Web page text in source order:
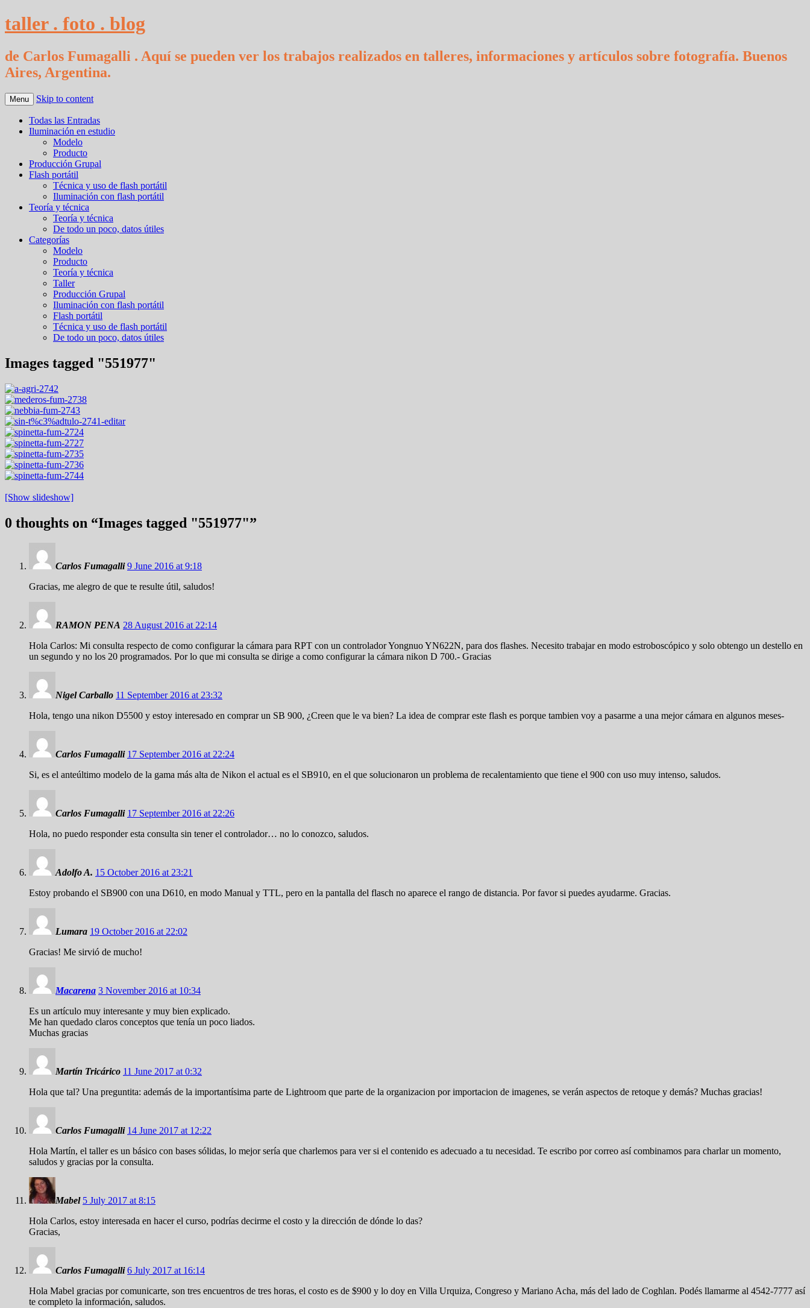
taller . foto . blog
de Carlos Fumagalli . Aquí se pueden ver los trabajos realizados en talleres, informaciones y artículos sobre fotografía. Buenos
Aires, Argentina.
Menu Skip to content
Todas las Entradas
Iluminación en estudio
Modelo
Producto
Producción Grupal
Flash portátil
Técnica y uso de flash portátil
Iluminación con flash portátil
Teoría y técnica
Teoría y técnica
De todo un poco, datos útiles
Categorías
Modelo
Producto
Teoría y técnica
Taller
Producción Grupal
Iluminación con flash portátil
Flash portátil
Técnica y uso de flash portátil
De todo un poco, datos útiles
Images tagged "551977"
[Show slideshow]
0 thoughts on “Images tagged "551977"”
Carlos Fumagalli 9 June 2016 at 9:18
Gracias, me alegro de que te resulte útil, saludos!
RAMON PENA 28 August 2016 at 22:14
Hola Carlos: Mi consulta respecto de como configurar la cámara para RPT con un controlador Yongnuo YN622N, para dos flashes. Necesito trabajar en modo estroboscópico y solo obtengo un destello en
un segundo y no los 20 programados. Por lo que mi consulta se dirige a como configurar la cámara nikon D 700.- Gracias
Nigel Carballo 11 September 2016 at 23:32
Hola, tengo una nikon D5500 y estoy interesado en comprar un SB 900, ¿Creen que le va bien? La idea de comprar este flash es porque tambien voy a pasarme a una mejor cámara en algunos meses-
Carlos Fumagalli 17 September 2016 at 22:24
Si, es el anteúltimo modelo de la gama más alta de Nikon el actual es el SB910, en el que solucionaron un problema de recalentamiento que tiene el 900 con uso muy intenso, saludos.
Carlos Fumagalli 17 September 2016 at 22:26
Hola, no puedo responder esta consulta sin tener el controlador… no lo conozco, saludos.
Adolfo A. 15 October 2016 at 23:21
Estoy probando el SB900 con una D610, en modo Manual y TTL, pero en la pantalla del flasch no aparece el rango de distancia. Por favor si puedes ayudarme. Gracias.
Lumara 19 October 2016 at 22:02
Gracias! Me sirvió de mucho!
Macarena 3 November 2016 at 10:34
Es un artículo muy interesante y muy bien explicado.
Me han quedado claros conceptos que tenía un poco liados.
Muchas gracias
Martín Tricárico 11 June 2017 at 0:32
Hola que tal? Una preguntita: además de la importantísima parte de Lightroom que parte de la organizacion por importacion de imagenes, se verán aspectos de retoque y demás? Muchas gracias!
Carlos Fumagalli 14 June 2017 at 12:22
Hola Martín, el taller es un básico con bases sólidas, lo mejor sería que charlemos para ver si el contenido es adecuado a tu necesidad. Te escribo por correo así combinamos para charlar un momento,
saludos y gracias por la consulta.
Mabel 5 July 2017 at 8:15
Hola Carlos, estoy interesada en hacer el curso, podrías decirme el costo y la dirección de dónde lo das?
Gracias,
Carlos Fumagalli 6 July 2017 at 16:14
Hola Mabel gracias por comunicarte, son tres encuentros de tres horas, el costo es de $900 y lo doy en Villa Urquiza, Congreso y Mariano Acha, más del lado de Coghlan. Podés llamarme al 4542-7777 así
te completo la información, saludos.